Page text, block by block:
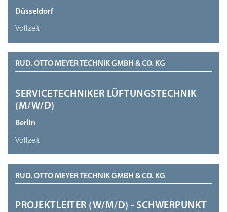
Düsseldorf
Vollzeit
RUD. OTTO MEYER TECHNIK GMBH & CO. KG
SERVICETECHNIKER LÜFTUNGSTECHNIK
(M/W/D)
Berlin
Vollzeit
RUD. OTTO MEYER TECHNIK GMBH & CO. KG
PROJEKTLEITER (W/M/D) - SCHWERPUNKT